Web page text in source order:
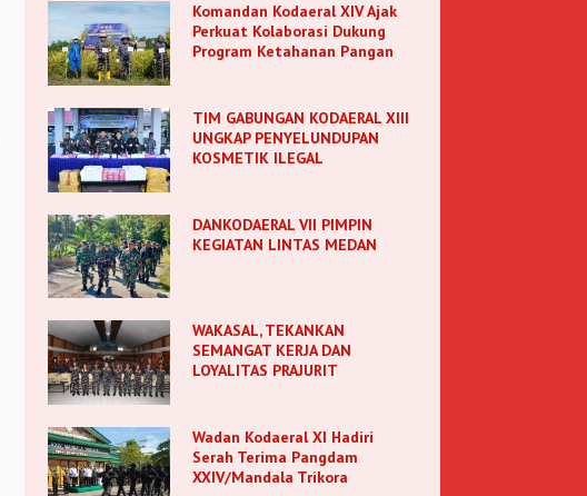
Komandan Kodaeral XIV Ajak
Perkuat Kolaborasi Dukung
Program Ketahanan Pangan
TIM GABUNGAN KODAERAL XIII
UNGKAP PENYELUNDUPAN
KOSMETIK ILEGAL
DANKODAERAL VII PIMPIN
KEGIATAN LINTAS MEDAN
WAKASAL, TEKANKAN
SEMANGAT KERJA DAN
LOYALITAS PRAJURIT
Wadan Kodaeral XI Hadiri
Serah Terima Pangdam
XXIV/Mandala Trikora